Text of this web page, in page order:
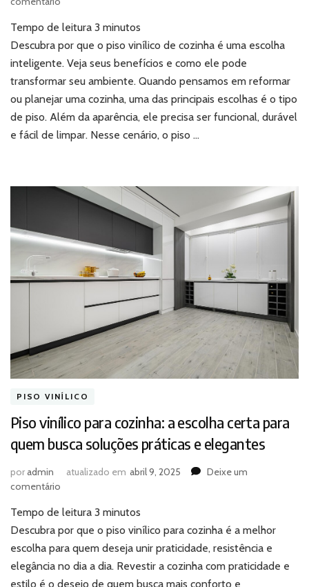
vinílico
de
cozinha:
descubra
os
benefícios
que
fazem
dia
Tempo de leitura 3 minutos
Descubra por que o piso vinílico de cozinha é uma escolha
inteligente. Veja seus benefícios e como ele pode
transformar seu ambiente. Quando pensamos em reformar
ou planejar uma cozinha, uma das principais escolhas é o tipo
de piso. Além da aparência, ele precisa ser funcional, durável
e fácil de limpar. Nesse cenário, o piso …
PISO VINÍLICO
Piso vinílico para cozinha: a escolha certa para
quem busca soluções práticas e elegantes
poradmin atualizado em abril 9, 2025
Deixe um
comentário
vinílico
para
cozinha:
escolha
Tempo de leitura 3 minutos
Descubra por que o piso vinílico para cozinha é a melhor
escolha para quem deseja unir praticidade, resistência e
elegância no dia a dia. Revestir a cozinha com praticidade e
estilo é o desejo de quem busca mais conforto e